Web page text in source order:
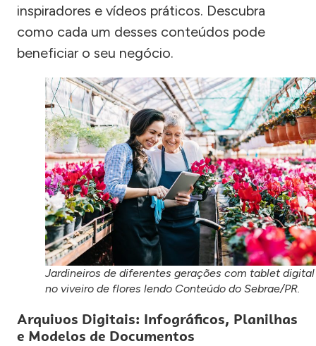
inspiradores e vídeos práticos. Descubra
como cada um desses conteúdos pode
beneficiar o seu negócio.
Jardineiros de diferentes gerações com tablet digital
no viveiro de flores lendo Conteúdo do Sebrae/PR.
Arquivos Digitais: Infográficos, Planilhas
e Modelos de Documentos